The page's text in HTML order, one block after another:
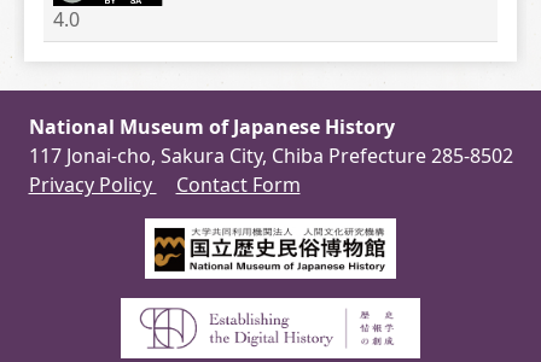
4.0
National Museum of Japanese History
117 Jonai-cho, Sakura City, Chiba Prefecture 285-8502
Privacy Policy
Contact Form